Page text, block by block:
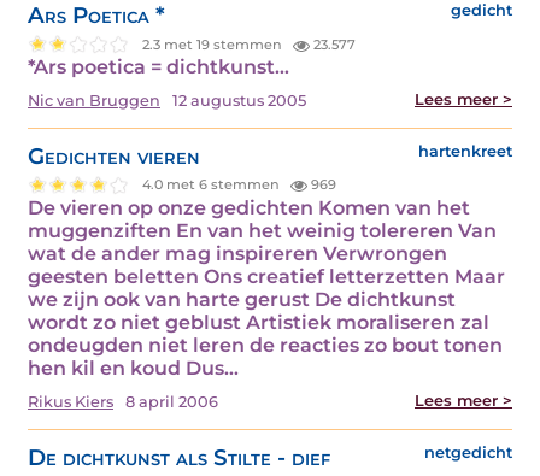
Ars Poetica * gedicht
2.3 met 19 stemmen 23.577
*Ars poetica = dichtkunst…
Nic van Bruggen 12 augustus 2005 Lees meer >
Gedichten vieren hartenkreet
4.0 met 6 stemmen 969
De vieren op onze gedichten Komen van het
muggenziften En van het weinig tolereren Van
wat de ander mag inspireren Verwrongen
geesten beletten Ons creatief letterzetten Maar
we zijn ook van harte gerust De dichtkunst
wordt zo niet geblust Artistiek moraliseren zal
ondeugden niet leren de reacties zo bout tonen
hen kil en koud Dus…
Rikus Kiers 8 april 2006 Lees meer >
De dichtkunst als Stilte - dief netgedicht